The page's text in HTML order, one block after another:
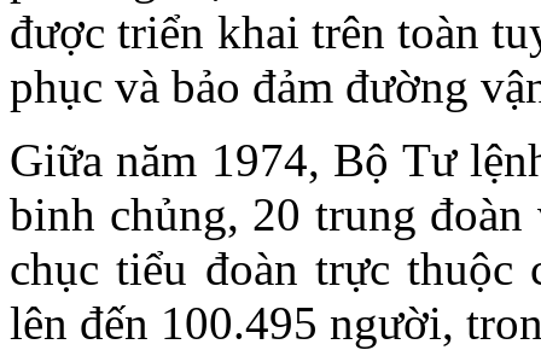
được triển khai trên toàn
phục và bảo đảm đường
Giữa năm 1974, Bộ Tư
binh chủng, 20 trung
chục tiểu đoàn trực thuộc
lên đến 100.495 người,